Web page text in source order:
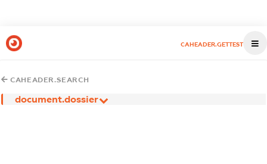
CAHEADER.GETTEST
CAHEADER.SEARCH
document.dossier